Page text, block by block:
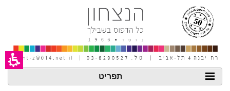
אינטרנט,
אנטר
לאזור
תוכן
תפריט